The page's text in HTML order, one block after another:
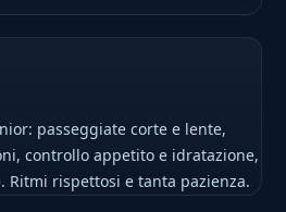
passeggiate corte e lente,
controllo appetito e idratazione,
Ritmi rispettosi e tanta pazienza.